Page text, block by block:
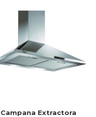
Campana Extractora